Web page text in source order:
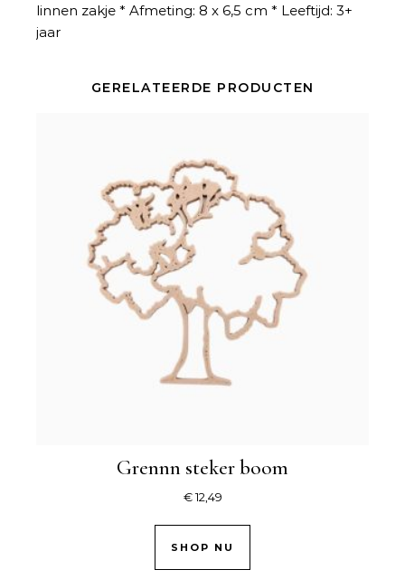
linnen zakje * Afmeting: 8 x 6,5 cm * Leeftijd: 3+
jaar
GERELATEERDE PRODUCTEN
Grennn steker boom
€12,49
SHOP NU